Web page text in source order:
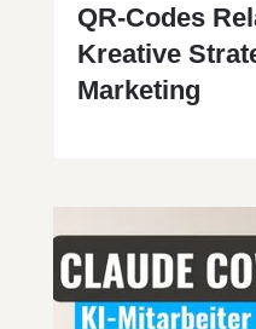
QR-Codes
Kreative
Marketing